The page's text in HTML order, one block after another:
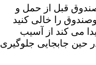
قبل از حمل و
را خالی کنید
می کند از آسیب
حین جابجایی جلوگیری